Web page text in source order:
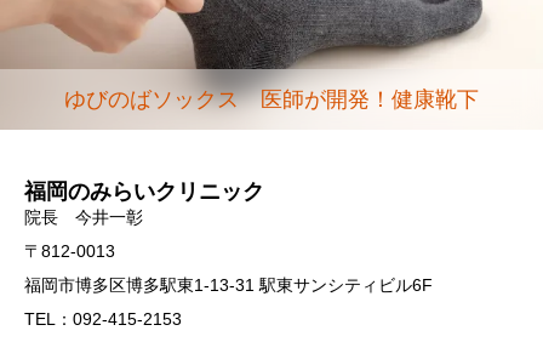
ゆびのばソックス 医師が開発！健康靴下
福岡のみらいクリニック
院長 今井一彰
〒812-0013
福岡市博多区博多駅東1-13-31 駅東サンシティビル6F
TEL：092-415-2153